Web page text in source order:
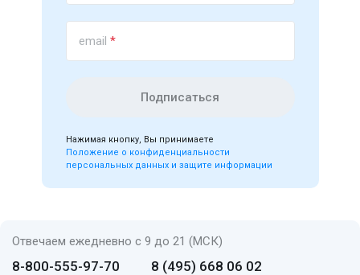
email *
Подписаться
Нажимая кнопку, Вы принимаете
Положение о конфиденциальности
персональных данных и защите информации
Отвечаем ежедневно с 9 до 21 (МСК)
8-800-555-97-70 8 (495) 668 06 02